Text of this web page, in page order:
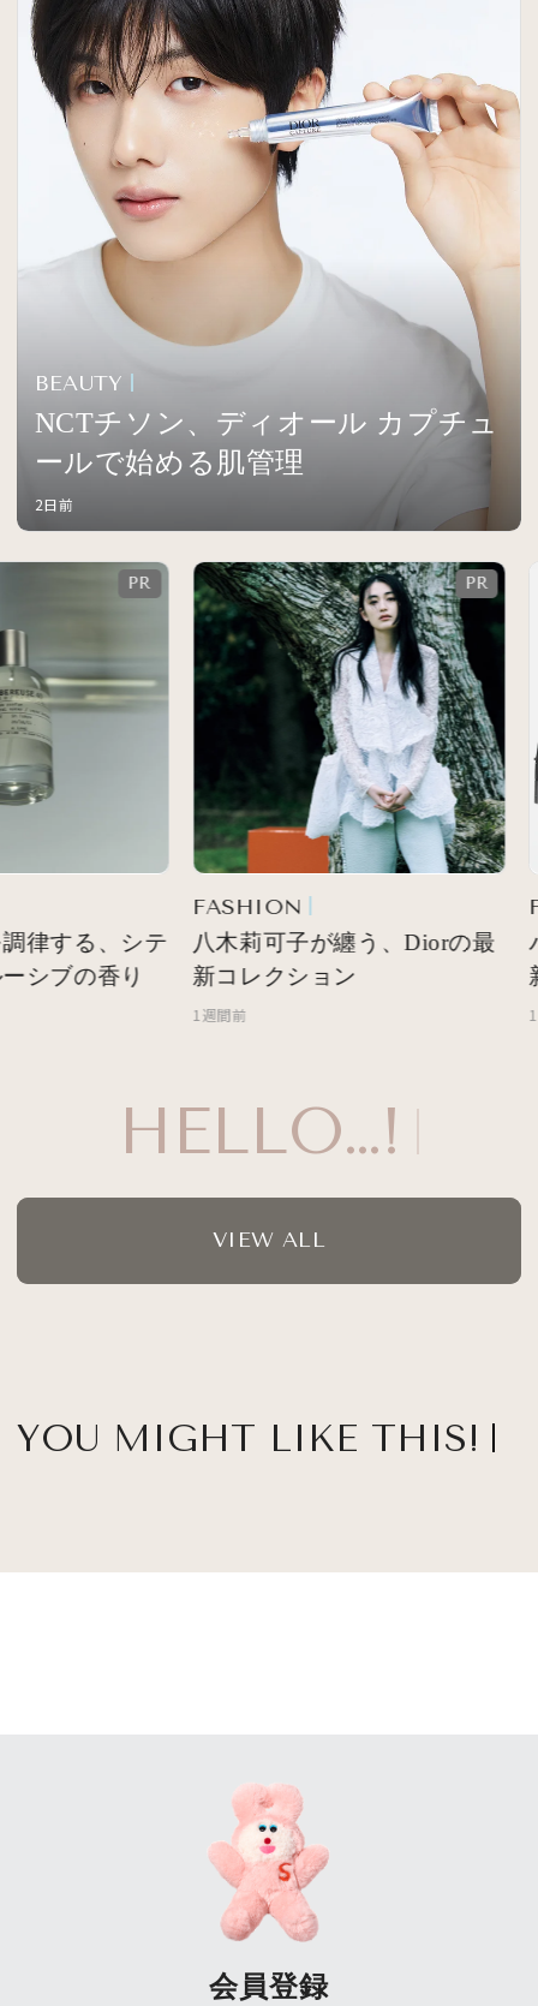
BEAUTY
NCTチソン、ディオール カプチュ
ールで始める肌管理
2日前
HELLO…!
する、シテ
シブの香り
FASHION
八木莉可子が纏う、Diorの最
新コレクション
1週間前 1
VIEW ALL
YOU MIGHT LIKE THIS!
会員登録